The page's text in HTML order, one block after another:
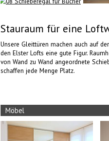
Stauraum für eine
Unsere Gleittüren machen auch auf
den Elster Lofts eine gute Figur.
von Wand zu Wand angeordnete
schaffen jede Menge Platz.
Möbel